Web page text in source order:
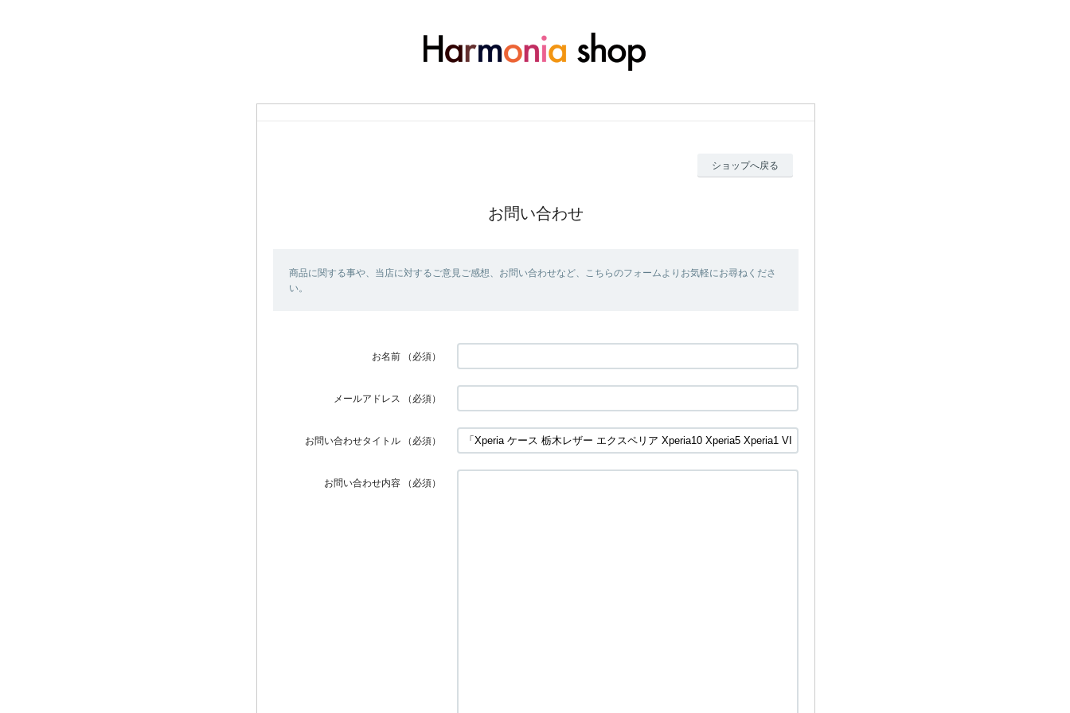
ショップへ戻る
お問い合わせ
商品に関する事や、当店に対するご意見ご感想、お問い合わせなど、こちらのフォームよりお気軽にお尋ねくださ
い。
お名前 （必須）
メールアドレス （必須）
お問い合わせタイトル （必須）
お問い合わせ内容 （必須）